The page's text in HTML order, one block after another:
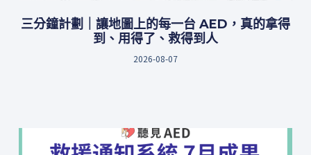
三分鐘計劃｜讓地圖上的每一台 AED，真的拿得
到、用得了、救得到人
2026-08-07